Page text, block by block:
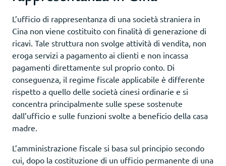
L’ufficio di rappresentanza di una società straniera in
Cina non viene costituito con finalità di generazione di
ricavi. Tale struttura non svolge attività di vendita, non
eroga servizi a pagamento ai clienti e non incassa
pagamenti direttamente sul proprio conto. Di
conseguenza, il regime fiscale applicabile è differente
rispetto a quello delle società cinesi ordinarie e si
concentra principalmente sulle spese sostenute
dall’ufficio e sulle funzioni svolte a beneficio della casa
madre.
L’amministrazione fiscale si basa sul principio secondo
cui, dopo la costituzione di un ufficio permanente di una